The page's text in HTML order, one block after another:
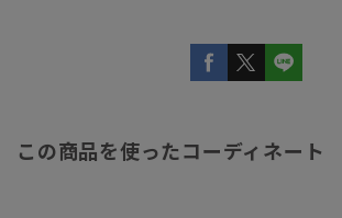
この商品を使ったコーディネート